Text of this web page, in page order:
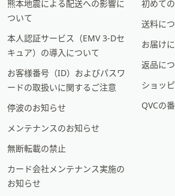
熊本地震による配送への影響に
ついて
本人認証サービス（EMV 3-Dセ
キュア）の導入について
お客様番号（ID）およびパスワ
ードの取扱いに関するご注意
停波のお知らせ
メンテナンスのお知らせ
無断転載の禁止
カード会社メンテナンス実施の
お知らせ
初めて
送料に
お届け
返品に
ショッ
QVCの